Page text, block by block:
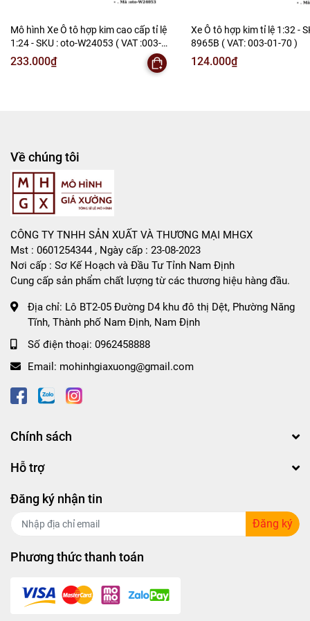
- Mô Hình Giá Xưởng
Tổng kho mô hình
Liên hệ : 096.245.8888 vs 0947.783.771
Mô hình Xe Ô tô hợp kim cao cấp tỉ lệ
1:24 - SKU : oto-W24053 ( VAT :003-
01-150 )
233.000₫
Xe Ô tô hợp kim tỉ lệ 1:32 -
8965B ( VAT: 003-01-70 )
124.000₫
Về chúng tôi
CÔNG TY TNHH SẢN XUẤT VÀ THƯƠNG MẠI MHGX
Mst : 0601254344 , Ngày cấp : 23-08-2023
Nơi cấp : Sơ Kế Hoạch và Đầu Tư Tỉnh Nam Định
Cung cấp sản phẩm chất lượng từ các thương hiệu hàng đầu.
Địa chỉ: Lô BT2-05 Đường D4 khu đô thị Dệt, Phường Năng
Tĩnh, Thành phố Nam Định, Nam Định
Số điện thoại: 0962458888
Email: mohinhgiaxuong@gmail.com
Chính sách
Hỗ trợ
Đăng ký nhận tin
Đăng ký
Phương thức thanh toán